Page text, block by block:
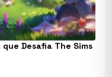
Desafia The Sims